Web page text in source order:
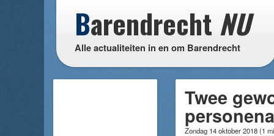
Barendrecht NU
Alle actualiteiten in en om Barendrecht
Twee
Zondag 14 oktober 2018(1